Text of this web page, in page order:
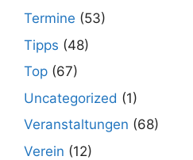
Termine (53)
Tipps (48)
Top (67)
Uncategorized (1)
Veranstaltungen (68)
Verein (12)